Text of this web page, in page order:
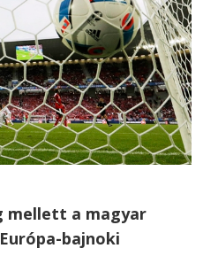
mellett a magyar
bajnoki